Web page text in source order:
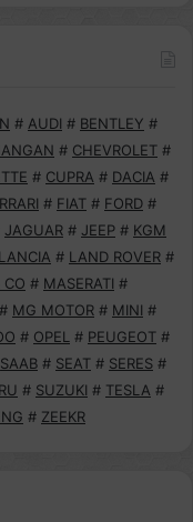
# AUDI # BENTLEY #
# CHEVROLET #
# CUPRA # DACIA #
# FIAT # FORD #
JAGUAR # JEEP # KGM
LANCIA # LAND ROVER #
CO # MASERATI #
# MG MOTOR # MINI #
# OPEL # PEUGEOT #
SAAB # SEAT # SERES #
# SUZUKI # TESLA #
# ZEEKR